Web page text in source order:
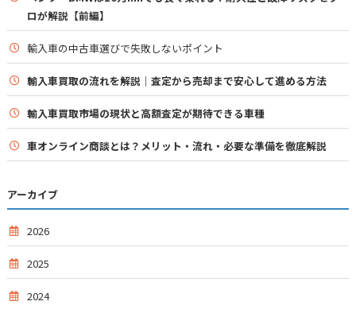
ロが解説【前編】
輸入車の中古車選びで失敗しないポイント
輸入車買取の流れを解説｜査定から売却まで安心して進める方法
輸入車買取市場の現状と高額査定が期待できる車種
車オンライン商談とは？メリット・流れ・必要な準備を徹底解説
アーカイブ
2026
2025
2024